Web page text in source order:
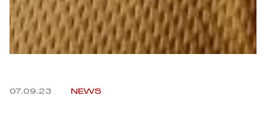
Helan x Genoa
Isolani x Genoa
07.09.23 NEWS